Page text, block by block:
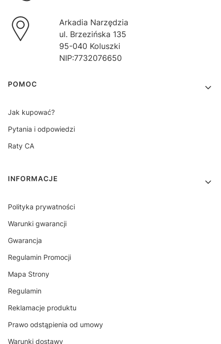
Arkadia Narzędzia
ul. Brzezińska 135
95-040 Koluszki
NIP:7732076650
Linki w stopce
POMOC
Jak kupować?
Pytania i odpowiedzi
Raty CA
INFORMACJE
Polityka prywatności
Warunki gwarancji
Gwarancja
Regulamin Promocji
Mapa Strony
Regulamin
Reklamacje produktu
Prawo odstąpienia od umowy
Warunki dostawy